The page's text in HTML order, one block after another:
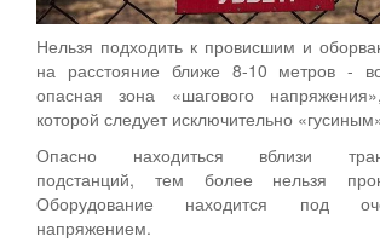
Нельзя подходить к провисшим и
на расстояние ближе 8-10 метров -
опасная зона «шагового
которой следует исключительно
Опасно находиться вблизи
подстанций, тем более нельзя
Оборудование находится под
напряжением.